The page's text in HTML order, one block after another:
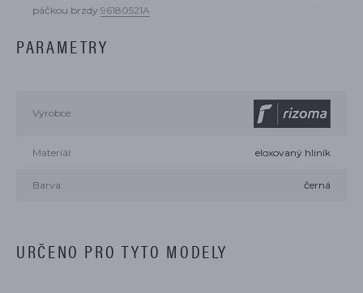
páčkou brzdy 96180521A
PARAMETRY
Výrobce:
Materiál: eloxovaný hliník
Barva: černá
URČENO PRO TYTO MODELY